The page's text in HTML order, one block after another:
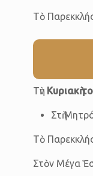
Τὸ
Τὴν Κυριακὴ
Στὴ
Τὸ
Στὸν Μέγα